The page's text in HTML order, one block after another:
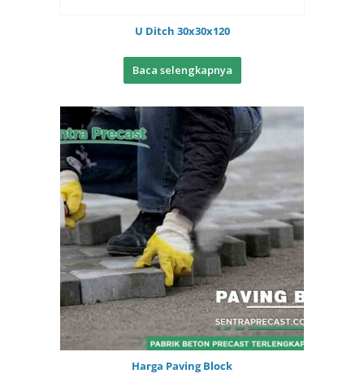
U Ditch 30x30x120
Baca selengkapnya
Harga Paving Block